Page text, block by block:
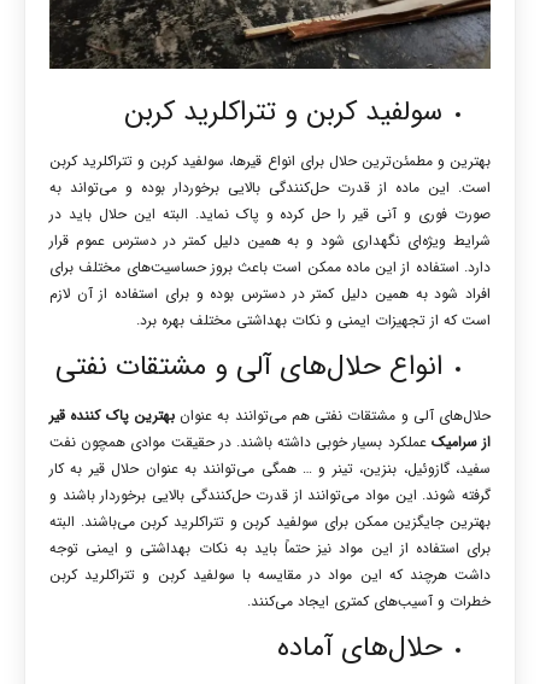
سولفید کربن و تتراکلرید کربن
بهترین و مطمئن‌ترین حلال برای انواع قیرها، سولفید کربن و تتراکلرید کربن
است. این ماده از قدرت حل‌کنندگی بالایی برخوردار بوده و می‌تواند به
صورت فوری و آنی قیر را حل کرده و پاک نماید. البته این حلال باید در
شرایط ویژه‌ای نگهداری شود و به همین دلیل کمتر در دسترس عموم قرار
دارد. استفاده از این ماده ممکن است باعث بروز حساسیت‌های مختلف برای
افراد شود به همین دلیل کمتر در دسترس بوده و برای استفاده از آن لازم
است که از تجهیزات ایمنی و نکات بهداشتی مختلف بهره برد.
انواع حلال‌های آلی و مشتقات نفتی
حلال‌های آلی و مشتقات نفتی هم می‌توانند به عنوانبهترین پاک کننده قیر
از سرامیک عملکرد بسیار خوبی داشته باشند. در حقیقت موادی همچون نفت
سفید، گازوئیل، بنزین، تینر و … همگی می‌توانند به عنوان حلال قیر به کار
گرفته شوند. این مواد می‌توانند از قدرت حل‌کنندگی بالایی برخوردار باشند و
بهترین جایگزین ممکن برای سولفید کربن و تتراکلرید کربن می‌باشند. البته
برای استفاده از این مواد نیز حتماً باید به نکات بهداشتی و ایمنی توجه
داشت هرچند که این مواد در مقایسه با سولفید کربن و تتراکلرید کربن
خطرات و آسیب‌های کمتری ایجاد می‌کنند.
حلال‌های آماده